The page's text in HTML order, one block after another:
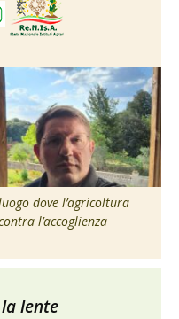
dove l’agricoltura
l’accoglienza
lente